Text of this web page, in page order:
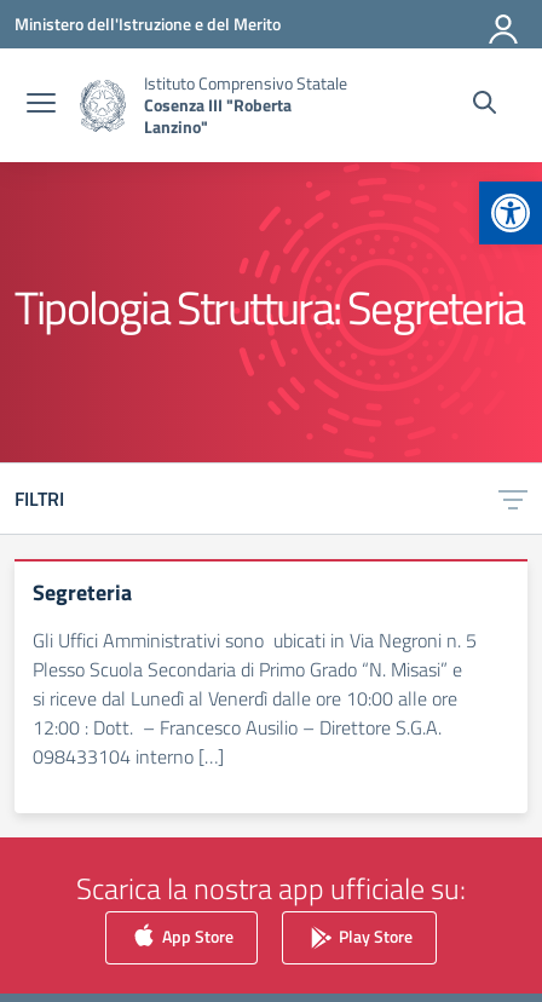
Vai ai contenuti
Vai al menu di navigazione
Vai al footer
Ministero dell'Istruzione e del Merito
Istituto Comprensivo Statale
Cosenza III "Roberta
Lanzino"
Tipologia Struttura:Segreteria
FILTRI
Segreteria
Gli Uffici Amministrativi sono ubicati in Via Negroni n. 5
Plesso Scuola Secondaria di Primo Grado “N. Misasi” e
si riceve dal Lunedì al Venerdì dalle ore 10:00 alle ore
12:00 : Dott. – Francesco Ausilio – Direttore S.G.A.
098433104 interno […]
Scarica la nostra app ufficiale su:
App Store Play Store